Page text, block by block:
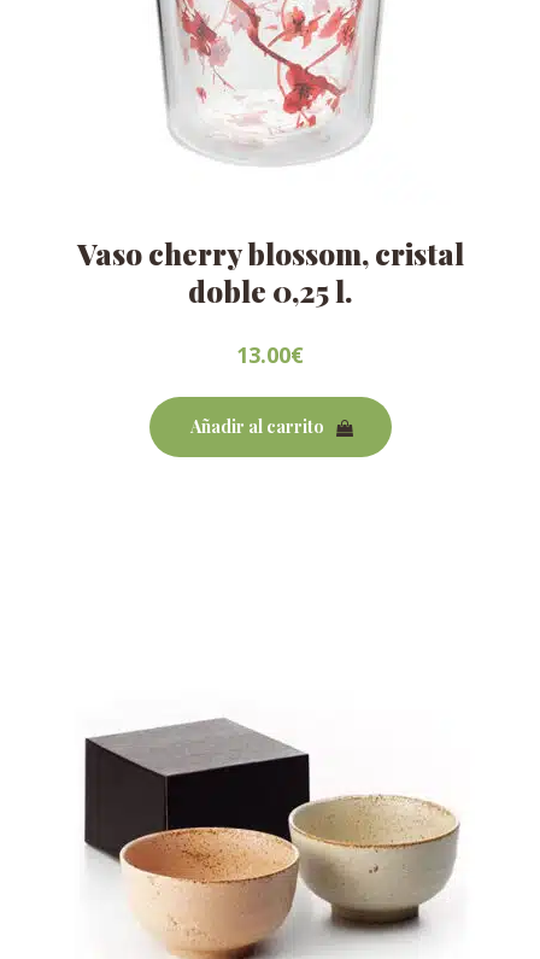
Vaso cherry blossom, cristal
doble 0,25 l.
13.00€
Añadir al carrito